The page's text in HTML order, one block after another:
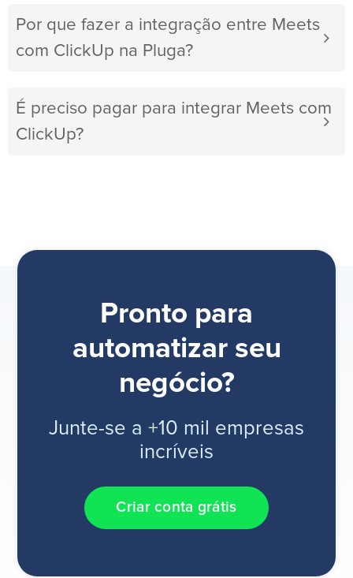
Por que fazer a integração entre Meets
com ClickUp na Pluga?
É preciso pagar para integrar Meets com
ClickUp?
Pronto para
automatizar seu
negócio?
Junte-se a +10 mil empresas
incríveis
Criar conta grátis